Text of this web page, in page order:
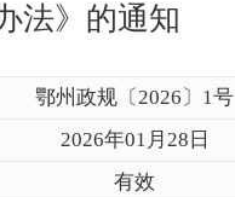
法》的通知
鄂州政规〔2026〕1号
2026年01月28日
有效